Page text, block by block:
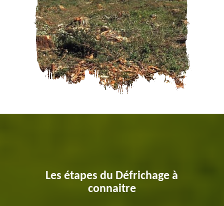
Les étapes du Défrichage à
connaitre